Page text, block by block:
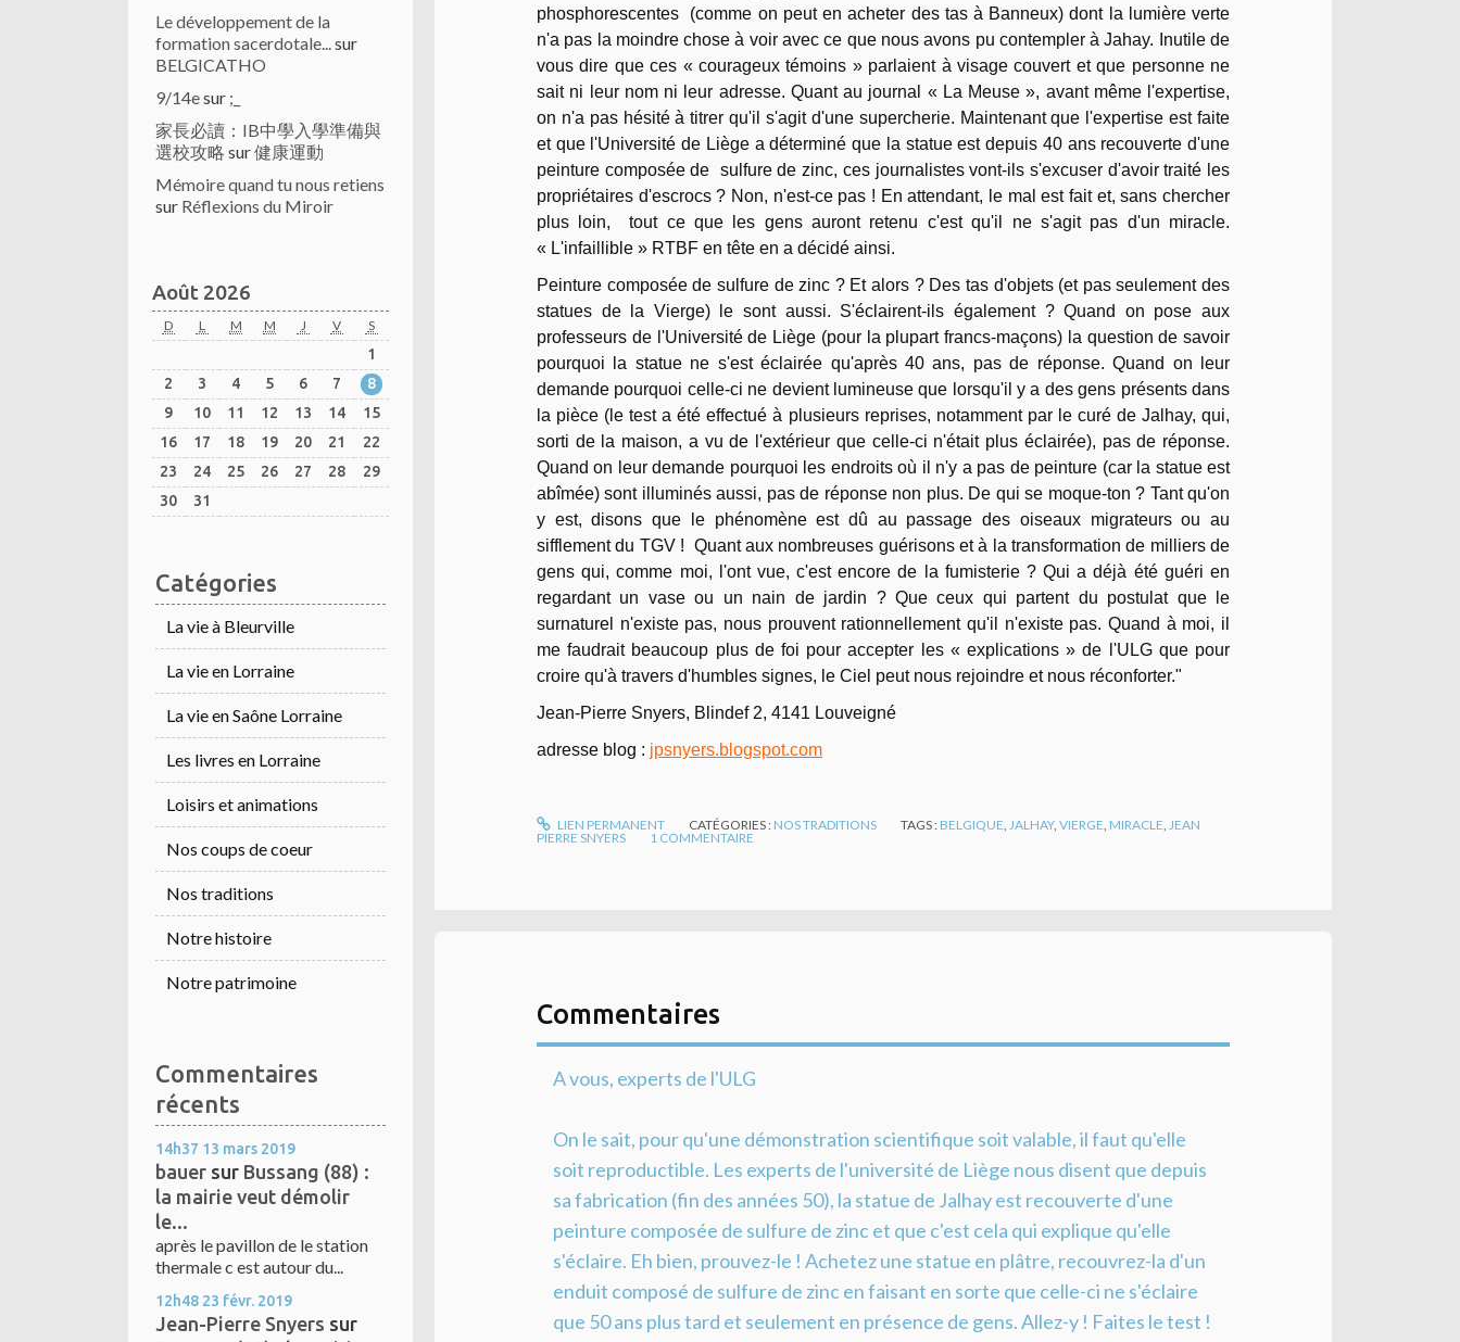
Le développement de la
formation sacerdotale...sur
BELGICATHO
9/14esur ;_
家長必讀：IB中學入學準備與
選校攻略 sur健康運動
Mémoire quand tu nous retiens
sur Réflexions du Miroir
Août 2026
D L M M J V S
1
2
3 4 5 6 7
8
9
10 11 12 13 14
15
16
17 18 19 20 21
22
23
24 25 26 27 28
29
30
31
Catégories
La vie à Bleurville
La vie en Lorraine
La vie en Saône Lorraine
Les livres en Lorraine
Loisirs et animations
Nos coups de coeur
Nos traditions
Notre histoire
Notre patrimoine
Commentaires
récents
14h37 13 mars 2019
bauer sur Bussang (88) :
la mairie veut démolir
le...
après le pavillon de le station
thermale c est autour du...
12h48 23 févr. 2019
Jean-Pierre Snyers sur
phosphorescentes (comme on peut en acheter des tas à Banneux) dont la lumière verte
n'a pas la moindre chose à voir avec ce que nous avons pu contempler à Jahay. Inutile de
vous dire que ces « courageux témoins » parlaient à visage couvert et que personne ne
sait ni leur nom ni leur adresse. Quant au journal « La Meuse », avant même l'expertise,
on n'a pas hésité à titrer qu'il s'agit d'une supercherie. Maintenant que l'expertise est faite
et que l'Université de Liège a déterminé que la statue est depuis 40 ans recouverte d'une
peinture composée de sulfure de zinc, ces journalistes vont-ils s'excuser d'avoir traité les
propriétaires d'escrocs ? Non, n'est-ce pas ! En attendant, le mal est fait et, sans chercher
plus loin, tout ce que les gens auront retenu c'est qu'il ne s'agit pas d'un miracle.
« L'infaillible » RTBF en tête en a décidé ainsi.
Peinture composée de sulfure de zinc ? Et alors ? Des tas d'objets (et pas seulement des
statues de la Vierge) le sont aussi. S'éclairent-ils également ? Quand on pose aux
professeurs de l'Université de Liège (pour la plupart francs-maçons) la question de savoir
pourquoi la statue ne s'est éclairée qu'après 40 ans, pas de réponse. Quand on leur
demande pourquoi celle-ci ne devient lumineuse que lorsqu'il y a des gens présents dans
la pièce (le test a été effectué à plusieurs reprises, notamment par le curé de Jalhay, qui,
sorti de la maison, a vu de l'extérieur que celle-ci n'était plus éclairée), pas de réponse.
Quand on leur demande pourquoi les endroits où il n'y a pas de peinture (car la statue est
abîmée) sont illuminés aussi, pas de réponse non plus. De qui se moque-ton ? Tant qu'on
y est, disons que le phénomène est dû au passage des oiseaux migrateurs ou au
sifflement du TGV ! Quant aux nombreuses guérisons et à la transformation de milliers de
gens qui, comme moi, l'ont vue, c'est encore de la fumisterie ? Qui a déjà été guéri en
regardant un vase ou un nain de jardin ? Que ceux qui partent du postulat que le
surnaturel n'existe pas, nous prouvent rationnellement qu'il n'existe pas. Quand à moi, il
me faudrait beaucoup plus de foi pour accepter les « explications » de l'ULG que pour
croire qu'à travers d'humbles signes, le Ciel peut nous rejoindre et nous réconforter."
Jean-Pierre Snyers, Blindef 2, 4141 Louveigné
adresse blog : jpsnyers.blogspot.com
LIEN PERMANENT CATÉGORIES : NOS TRADITIONS TAGS : BELGIQUE JALHAY,VIERGE MIRACLE JEAN
PIERRE SNYERS
1 COMMENTAIRE
Commentaires
A vous, experts de l'ULG
On le sait, pour qu'une démonstration scientifique soit valable, il faut qu'elle
soit reproductible. Les experts de l'université de Liège nous disent que depuis
sa fabrication (fin des années 50), la statue de Jalhay est recouverte d'une
peinture composée de sulfure de zinc et que c'est cela qui explique qu'elle
s'éclaire. Eh bien, prouvez-le ! Achetez une statue en plâtre, recouvrez-la d'un
enduit composé de sulfure de zinc en faisant en sorte que celle-ci ne s'éclaire
que 50 ans plus tard et seulement en présence de gens. Allez-y ! Faites le test !